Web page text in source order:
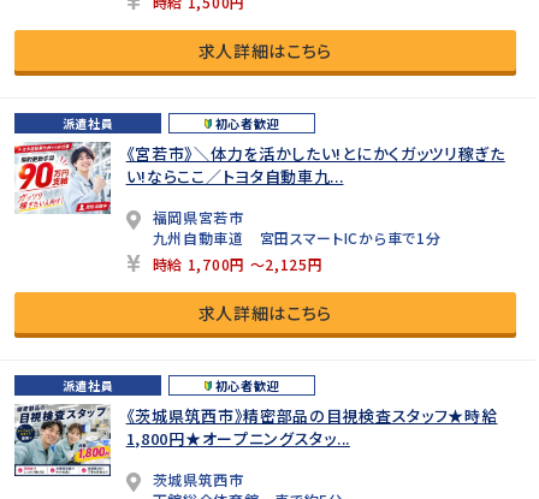
求人詳細はこちら
派遣社員 初心者歓迎
《宮若市》＼体力を活かしたい!とにかくガッツリ稼ぎた
い!ならここ／トヨタ自動車九...
福岡県宮若市
九州自動車道 宮田スマートICから車で1分
時給 1,700円 ～2,125円
求人詳細はこちら
派遣社員 初心者歓迎
《茨城県筑西市》精密部品の目視検査スタッフ★時給
1,800円★オープニングスタッ...
茨城県筑西市